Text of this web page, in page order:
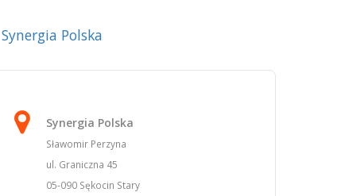
Synergia Polska
Synergia Polska
Sławomir Perzyna
ul. Graniczna 45
05-090 Sękocin Stary